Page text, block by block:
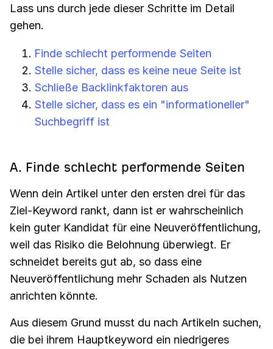
Lass uns durch jede dieser Schritte im Detail
gehen.
Finde schlecht performende Seiten
Stelle sicher, dass es keine neue Seite ist
Schließe Backlinkfaktoren aus
Stelle sicher, dass es ein "informationeller"
Suchbegriff ist
A. Finde schlecht performende Seiten
Wenn dein Artikel unter den ersten drei für das
Ziel-Keyword rankt, dann ist er wahrscheinlich
kein guter Kandidat für eine Neuveröffentlichung,
weil das Risiko die Belohnung überwiegt. Er
schneidet bereits gut ab, so dass eine
Neuveröffentlichung mehr Schaden als Nutzen
anrichten könnte.
Aus diesem Grund musst du nach Artikeln suchen,
die bei ihrem Hauptkeyword ein niedrigeres